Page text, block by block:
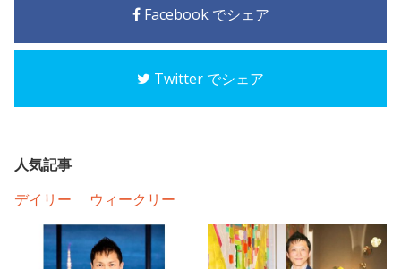
Facebook でシェア
Twitter でシェア
人気記事
デイリー
ウィークリー